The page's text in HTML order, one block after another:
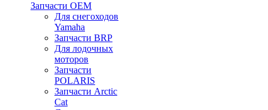
Запчасти OEM
Для снегоходов
Yamaha
Запчасти BRP
Для лодочных
моторов
Запчасти
POLARIS
Запчасти Arctic
Cat